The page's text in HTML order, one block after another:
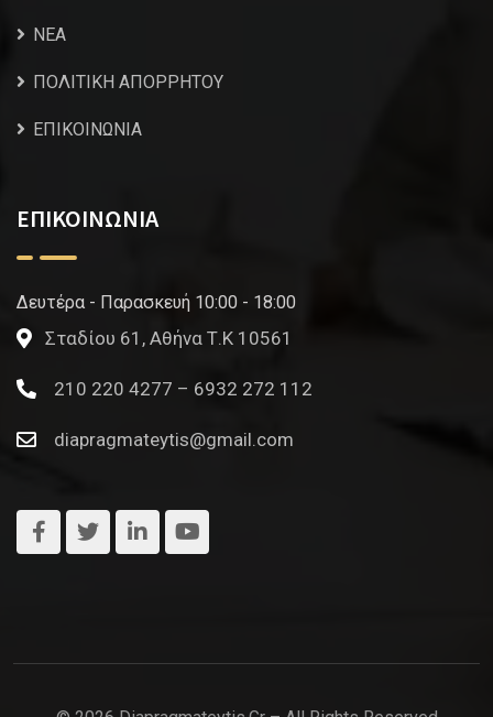
NEA
ΠΟΛΙΤΙΚΗ ΑΠΟΡΡΗΤΟΥ
ΕΠΙΚΟΙΝΩΝΙΑ
ΕΠΙΚΟΙΝΩΝΙΑ
Δευτέρα - Παρασκευή 10:00 - 18:00
Σταδίου 61, Αθήνα Τ.Κ 10561
210 220 4277 – 6932 272 112
diapragmateytis@gmail.com